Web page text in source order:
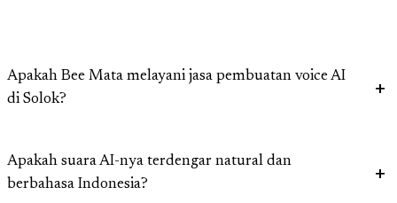
Apakah Bee Mata melayani jasa pembuatan voice AI
di Solok?
Apakah suara AI-nya terdengar natural dan
berbahasa Indonesia?